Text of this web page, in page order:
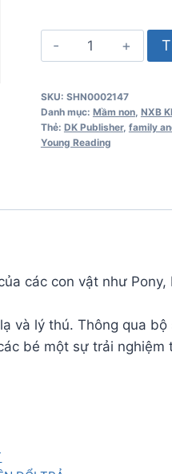
See
How
Grow
-
Penguin
SKU: SHN0002147
Danh mục: Mầm non, NXB
Thẻ: DK Publisher, family
Young Reading
các con vật như
lý thú. Thông qua
bé một sự trải nghiệm